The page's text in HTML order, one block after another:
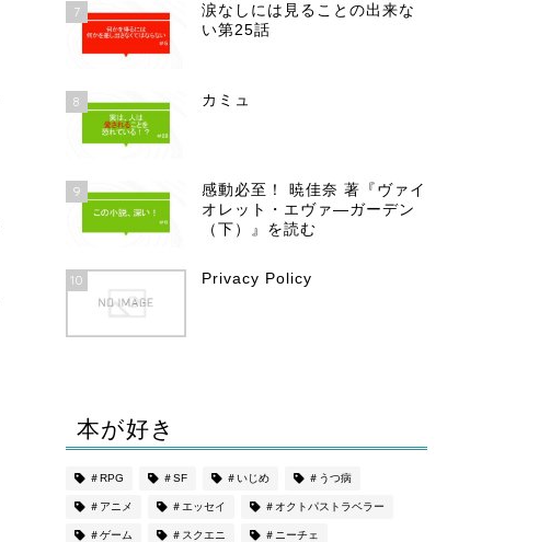
7
涙なしには見ることの出来な
い第25話
8 カミュ
9
感動必至！ 暁佳奈 著『ヴァイ
オレット・エヴァ―ガーデン
（下）』を読む
10 Privacy Policy
本が好き
＃RPG ＃SF ＃いじめ ＃うつ病
＃アニメ ＃エッセイ ＃オクトパストラベラー
＃ゲーム ＃スクエニ ＃ニーチェ